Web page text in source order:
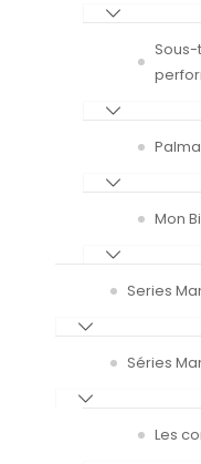
Sous-
Mon
Series
Séries
Les